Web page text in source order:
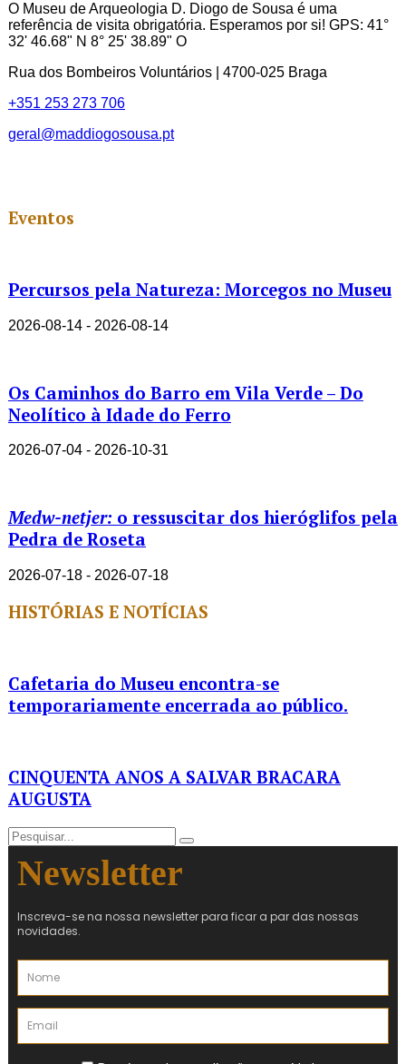
O Museu de Arqueologia D. Diogo de Sousa é uma
referência de visita obrigatória. Esperamos por si! GPS: 41°
32' 46.68" N 8° 25' 38.89" O
Rua dos Bombeiros Voluntários | 4700-025 Braga
+351 253 273 706
geral@maddiogosousa.pt
Eventos
Percursos pela Natureza: Morcegos no Museu
2026-08-14 - 2026-08-14
Os Caminhos do Barro em Vila Verde – Do
Neolítico à Idade do Ferro
2026-07-04 - 2026-10-31
Medw-netjer: o ressuscitar dos hieróglifos pela
Pedra de Roseta
2026-07-18 - 2026-07-18
HISTÓRIAS E NOTÍCIAS
Cafetaria do Museu encontra-se
temporariamente encerrada ao público.
CINQUENTA ANOS A SALVAR BRACARA
AUGUSTA